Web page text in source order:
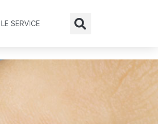
LE SERVICE